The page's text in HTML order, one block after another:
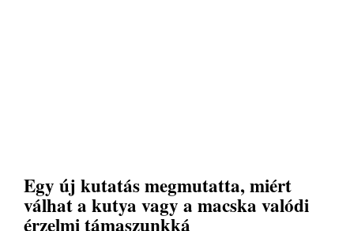
Egy új kutatás megmutatta, miért
válhat a kutya vagy a macska valódi
érzelmi támaszunkká